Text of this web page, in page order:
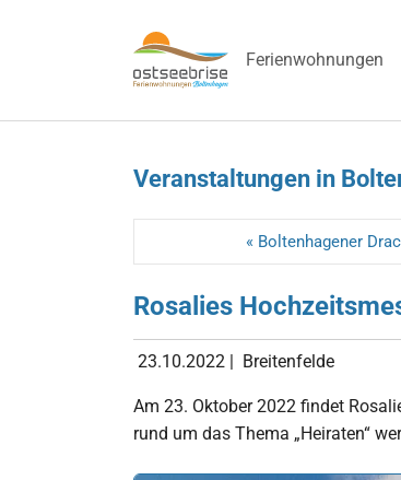
Ferienwohnungen
Veranstaltungen in
« Boltenhagener
Rosalies
23.10.2022 | Breitenfelde
Am 23. Oktober 2022 findet
rund um das Thema „Heiraten“